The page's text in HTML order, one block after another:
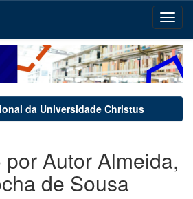
da Universidade Christus
Autor Almeida,
de Sousa